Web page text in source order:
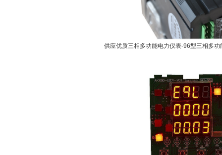
供应优质三相多功能电力仪表-96型三相多